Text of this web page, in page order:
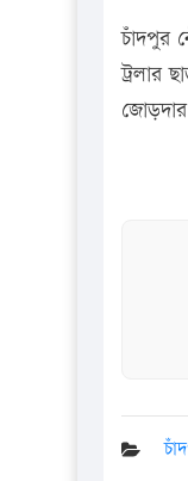
চাঁদপুর
ট্রলার